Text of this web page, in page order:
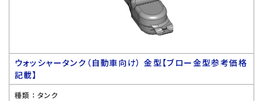
ウォッシャータンク（自動車向け） 金型【ブロー金型参考価格
記載】
種類 ： タンク